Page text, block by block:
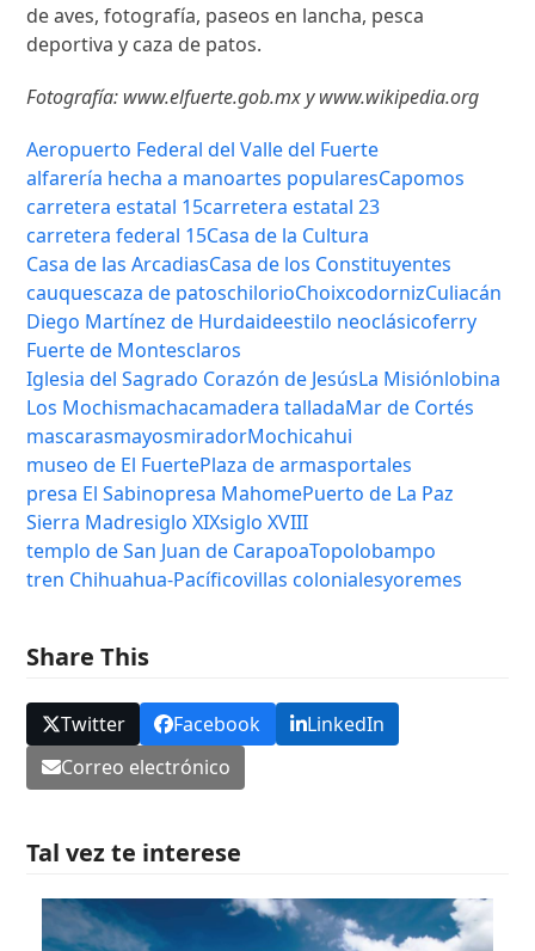
de aves, fotografía, paseos en lancha, pesca
deportiva y caza de patos.
Fotografía: www.elfuerte.gob.mx y www.wikipedia.org
Aeropuerto Federal del Valle del Fuerte
alfarería hecha a manoartes popularesCapomos
carretera estatal 15carretera estatal 23
carretera federal 15Casa de la Cultura
Casa de las ArcadiasCasa de los Constituyentes
cauquescaza de patoschilorioChoixcodornizCuliacán
Diego Martínez de Hurdaideestilo neoclásicoferry
Fuerte de Montesclaros
Iglesia del Sagrado Corazón de JesúsLa Misiónlobina
Los Mochismachacamadera talladaMar de Cortés
mascarasmayosmiradorMochicahui
museo de El FuertePlaza de armasportales
presa El Sabinopresa MahomePuerto de La Paz
Sierra Madresiglo XIXsiglo XVIII
templo de San Juan de CarapoaTopolobampo
tren Chihuahua-Pacíficovillas colonialesyoremes
Share This
Twitter Facebook
LinkedIn
Correo electrónico
Tal vez te interese